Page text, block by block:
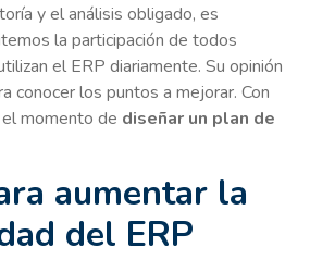
y el análisis obligado, es
la participación de todos
el ERP diariamente. Su opinión
conocer los puntos a mejorar. Con
momento de diseñar un plan de
aumentar la
del ERP